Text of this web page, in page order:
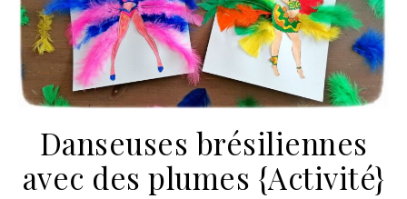
Danseuses brésiliennes
avec des plumes {Activité}